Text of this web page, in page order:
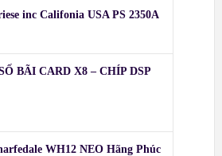
inc Califonia USA PS 2350A
BÃI CARD X8 – CHÍP DSP
WH12 NEO Hãng Phúc